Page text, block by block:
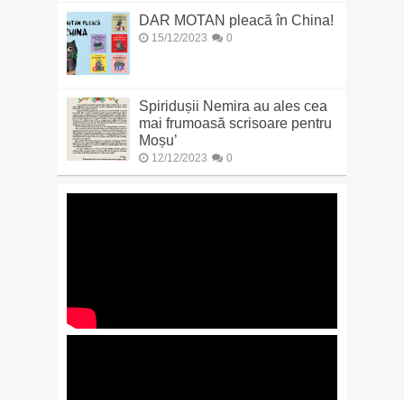
DAR MOTAN pleacă în China!
15/12/2023 0
Spiridușii Nemira au ales cea
mai frumoasă scrisoare pentru
Moșu’
12/12/2023 0